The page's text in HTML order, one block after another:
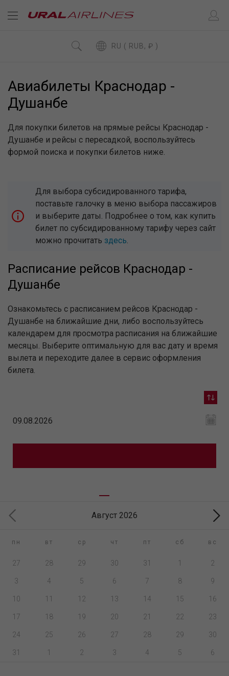
RU ( RUB, ₽ )
Авиабилеты Краснодар -
Душанбе
Для покупки билетов на прямые рейсы Краснодар -
Душанбе и рейсы с пересадкой, воспользуйтесь
формой поиска и покупки билетов ниже.
Для выбора субсидированного тарифа,
поставьте галочку в меню выбора пассажиров
и выберите даты. Подробнее о том, как купить
билет по субсидированному тарифу через сайт
можно прочитать здесь.
Расписание рейсов Краснодар -
Душанбе
Ознакомьтесь с расписанием рейсов Краснодар -
Душанбе на ближайшие дни, либо воспользуйтесь
календарем для просмотра расписания на ближайшие
месяцы. Выберите оптимальную для вас дату и время
вылета и переходите далее в сервис оформления
билета.
Август 2026
пн вт ср чт пт сб вс
27 28 29 30 31 1 2
3 4 5 6 7 8 9
10 11 12 13 14 15 16
17 18 19 20 21 22 23
24 25 26 27 28 29 30
31 1 2 3 4 5 6